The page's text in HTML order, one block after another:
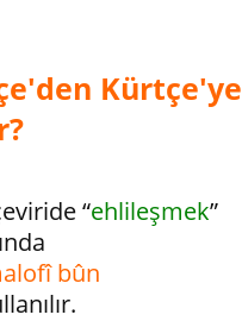
Kürtçe'ye
“ehlileşmek”
bûn